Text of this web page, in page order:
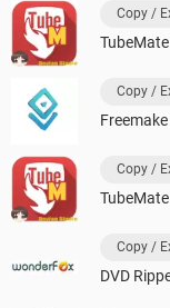
Copy /
Copy /
Copy /
Copy /
DVD